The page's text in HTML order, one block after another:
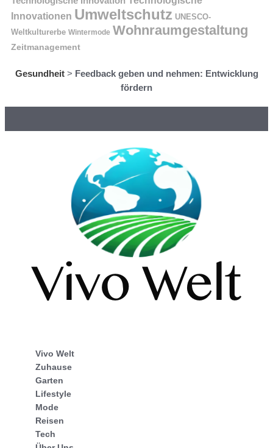
Innovationen Umweltschutz UNESCO-
Weltkulturerbe Wintermode Wohnraumgestaltung
Zeitmanagement
Gesundheit> Feedback geben und nehmen: Entwicklung
fördern
Vivo Welt
Zuhause
Garten
Lifestyle
Mode
Reisen
Tech